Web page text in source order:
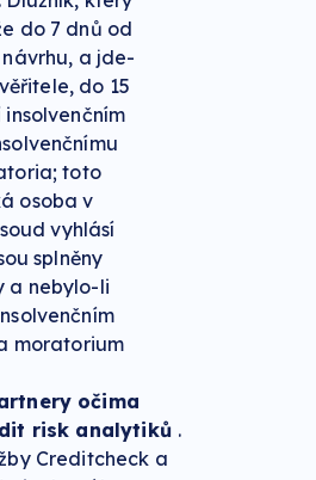
do 7 dnů od
a jde-
do 15
toto
osoba v
vyhlásí
splněny
a nebylo-li
moratorium
očima
risk analytiků .
Creditcheck a